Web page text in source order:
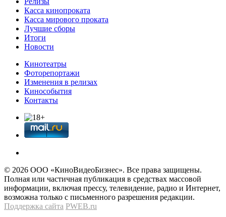
Касса кинопроката
Касса мирового проката
Лучшие сборы
Итоги
Новости
Кинотеатры
Фоторепортажи
Изменения в релизах
Кинособытия
Контакты
© 2026 OOО «КиноВидеоБизнес». Все права защищены.
Полная или частичная публикация в средствах массовой
информации, включая прессу, телевидение, радио и Интернет,
возможна только с письменного разрешения редакции.
Поддержка сайта PWEB.ru